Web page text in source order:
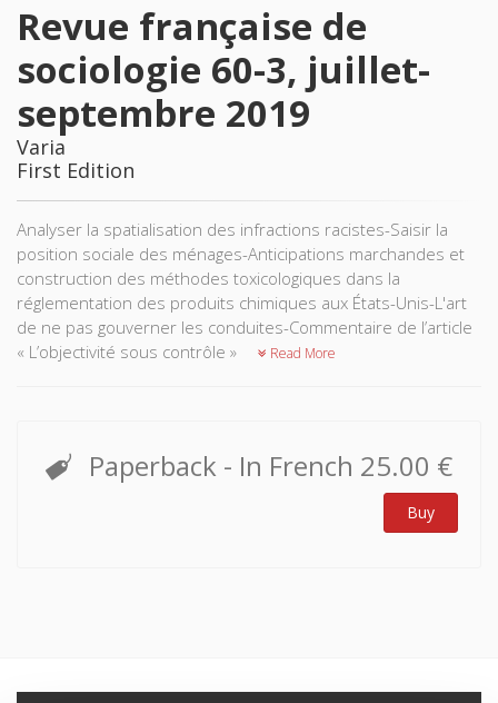
Revue française de
sociologie 60-3, juillet-
septembre 2019
Varia
First Edition
Analyser la spatialisation des infractions racistes-Saisir la
position sociale des ménages-Anticipations marchandes et
construction des méthodes toxicologiques dans la
réglementation des produits chimiques aux États-Unis-L'art
de ne pas gouverner les conduites-Commentaire de l’article
« L’objectivité sous contrôle »
Read More
Paperback - In French 25.00 €
Buy